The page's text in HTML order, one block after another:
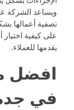
ويساعد الشركة
تصفية أعمالها
على كيفية
يقدمها للعملاء.
افضل
في